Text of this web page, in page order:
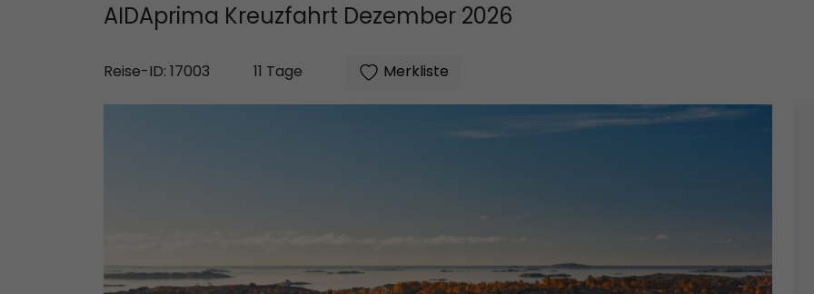
AIDAprima Kreuzfahrt Dezember 2026
Reise-ID: 17003 11 Tage Merkliste